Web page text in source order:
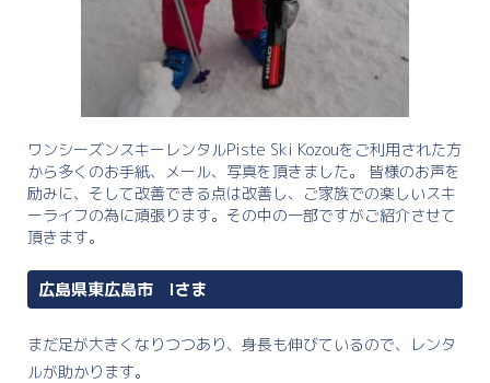
ワンシーズンスキーレンタルPiste Ski Kozouをご利用された方
から多くのお手紙、メール、写真を頂きました。 皆様のお声を
励みに、そして改善できる点は改善し、ご家族での楽しいスキ
ーライフの為に頑張ります。その中の一部ですがご紹介させて
頂きます。
広島県東広島市 Iさま
まだ足が大きくなりつつあり、身長も伸びているので、レンタ
ルが助かります。